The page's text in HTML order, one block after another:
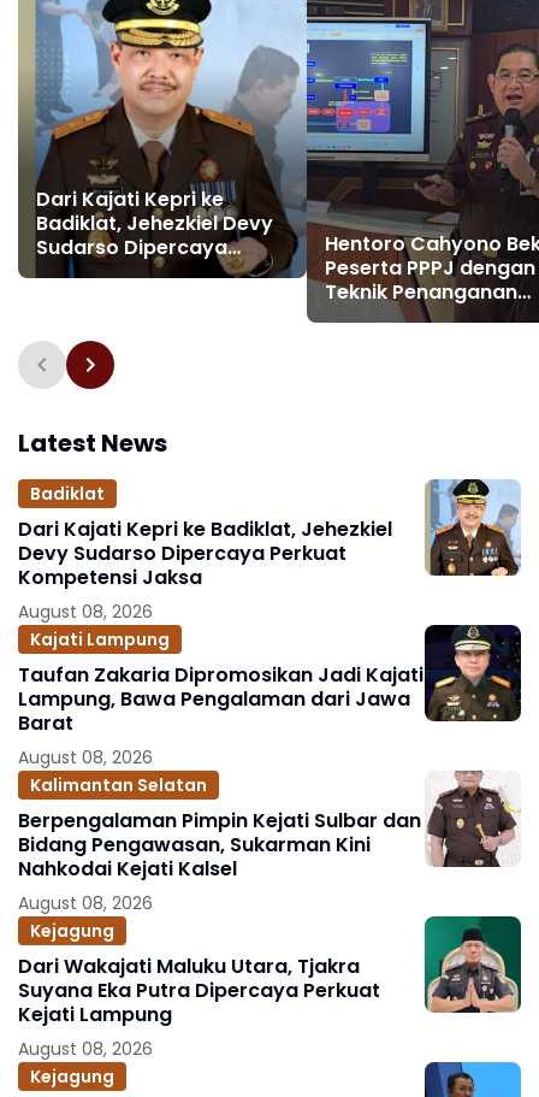
Dari Kajati Kepri ke
Badiklat, Jehezkiel Devy
Sudarso Dipercaya
Perkuat Kompetensi
Hentoro Cahyono
Peserta PPPJ dengan
Teknik Penanganan
Perkara Korupsi dan
Latest News
Badiklat
Dari Kajati Kepri ke Badiklat, Jehezkiel
Devy Sudarso Dipercaya Perkuat
Kompetensi Jaksa
August 08, 2026
Kajati Lampung
Taufan Zakaria Dipromosikan Jadi Kajati
Lampung, Bawa Pengalaman dari Jawa
Barat
August 08, 2026
Kalimantan Selatan
Berpengalaman Pimpin Kejati Sulbar dan
Bidang Pengawasan, Sukarman Kini
Nahkodai Kejati Kalsel
August 08, 2026
Kejagung
Dari Wakajati Maluku Utara, Tjakra
Suyana Eka Putra Dipercaya Perkuat
Kejati Lampung
August 08, 2026
Kejagung